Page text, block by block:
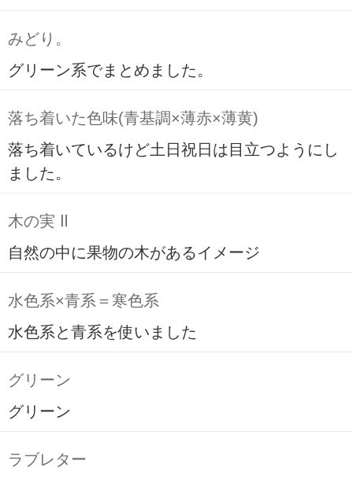
みどり。
グリーン系でまとめました。
落ち着いた色味(青基調×薄赤×薄黄)
落ち着いているけど土日祝日は目立つようにし
ました。
木の実 Ⅱ
自然の中に果物の木があるイメージ
水色系×青系＝寒色系
水色系と青系を使いました
グリーン
グリーン
ラブレター